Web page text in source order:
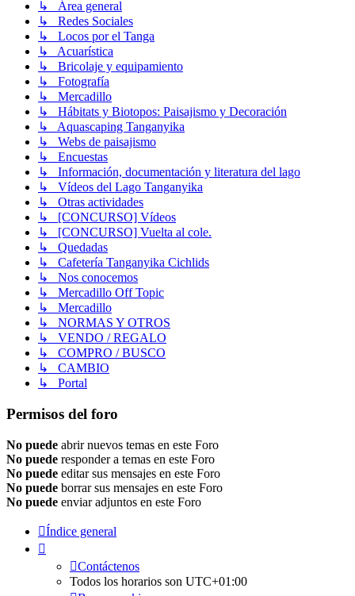
↳ Área general
↳ Redes Sociales
↳ Locos por el Tanga
↳ Acuarística
↳ Bricolaje y equipamiento
↳ Fotografía
↳ Mercadillo
↳ Hábitats y Biotopos: Paisajismo y Decoración
↳ Aquascaping Tanganyika
↳ Webs de paisajismo
↳ Encuestas
↳ Información, documentación y literatura del lago
↳ Vídeos del Lago Tanganyika
↳ Otras actividades
↳ [CONCURSO] Vídeos
↳ [CONCURSO] Vuelta al cole.
↳ Quedadas
↳ Cafetería Tanganyika Cichlids
↳ Nos conocemos
↳ Mercadillo Off Topic
↳ Mercadillo
↳ NORMAS Y OTROS
↳ VENDO / REGALO
↳ COMPRO / BUSCO
↳ CAMBIO
↳ Portal
Permisos del foro
No puede abrir nuevos temas en este Foro
No puede responder a temas en este Foro
No puede editar sus mensajes en este Foro
No puede borrar sus mensajes en este Foro
No puede enviar adjuntos en este Foro
Índice general
Contáctenos
Todos los horarios son UTC+01:00